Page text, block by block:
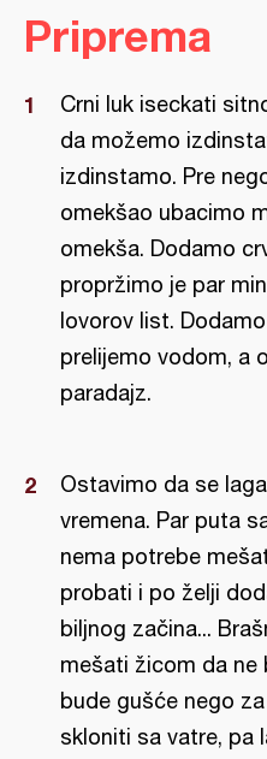
Priprema
Crni luk iseckati
da možemo
izdinstamo. Pre
omekšao ubacimo
omekša. Dodamo
propržimo je par
lovorov list.
prelijemo vodom, a
paradajz.
Ostavimo da se
vremena. Par puta
nema potrebe
probati i po želji
biljnog začina...
mešati žicom da ne
bude gušće nego
skloniti sa vatre, pa